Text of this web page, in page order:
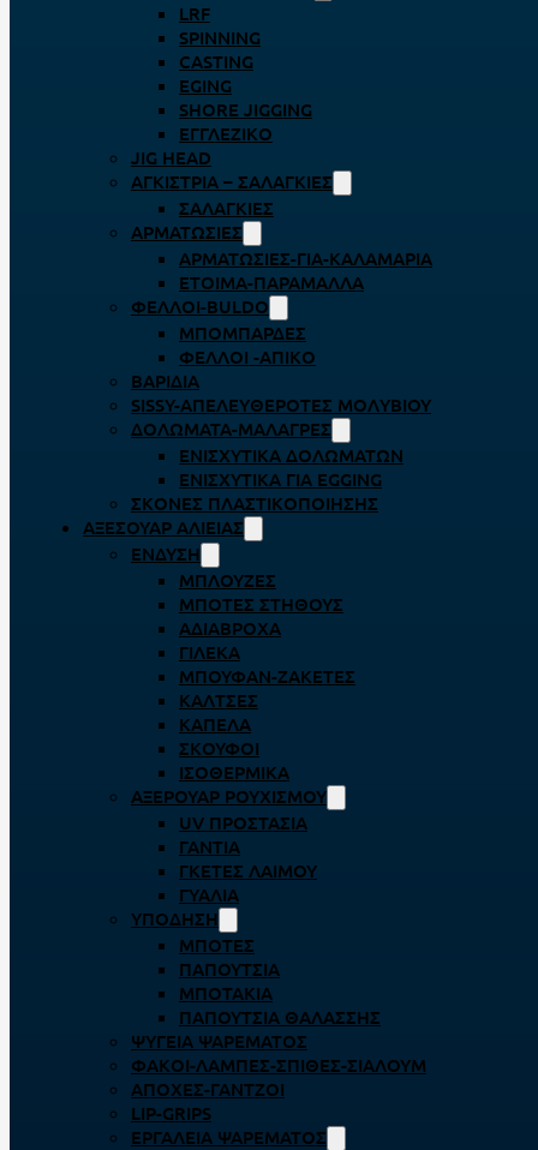
LRF
SPINNING
CASTING
EGING
SHORE JIGGING
ΕΓΓΛΈΖΙΚΟ
JIG HEAD
ΑΓΚΊΣΤΡΙΑ – ΣΑΛΑΓΚΙΈΣ
ΣΑΛΑΓΚΙΈΣ
ΑΡΜΑΤΩΣΙΈΣ
ΑΡΜΑΤΩΣΙΈΣ-ΓΙΑ-ΚΑΛΑΜΆΡΙΑ
ΈΤΟΙΜΑ-ΠΑΡΆΜΑΛΛΑ
ΦΕΛΛΟΊ-BULDO
ΜΠΟΜΠΆΡΔΕΣ
ΦΕΛΛΟΊ -ΑΠΊΚΟ
ΒΑΡΊΔΙΑ
SISSY-ΑΠΕΛΕΥΘΕΡΟΤΈΣ ΜΟΛΥΒΙΟΎ
ΔΟΛΏΜΑΤΑ-ΜΑΛΆΓΡΕΣ
ΕΝΙΣΧΥΤΙΚΆ ΔΟΛΩΜΆΤΩΝ
ΕΝΙΣΧΥΤΙΚΆ ΓΙΑ EGGING
ΣΚΌΝΕΣ ΠΛΑΣΤΙΚΟΠΟΊΗΣΗΣ
ΑΞΕΣΟΥΆΡ ΑΛΙΕΊΑΣ
ΈΝΔΥΣΗ
ΜΠΛΟΎΖΕΣ
ΜΠΌΤΕΣ ΣΤΉΘΟΥΣ
ΑΔΙΆΒΡΟΧΑ
ΓΙΛΈΚΑ
ΜΠΟΥΦΆΝ-ΖΑΚΈΤΕΣ
ΚΆΛΤΣΕΣ
ΚΑΠΈΛΑ
ΣΚΟΎΦΟΙ
ΙΣΟΘΕΡΜΙΚΆ
ΑΞΕΡΟΥΆΡ ΡΟΥΧΙΣΜΟΎ
UV ΠΡΟΣΤΑΣΊΑ
ΓΆΝΤΙΑ
ΓΚΈΤΕΣ ΛΑΊΜΟΥ
ΓΥΑΛΙΆ
ΥΠΌΔΗΣΗ
ΜΠΌΤΕΣ
ΠΑΠΟΎΤΣΙΑ
ΜΠΟΤΆΚΙΑ
ΠΑΠΟΎΤΣΙΑ ΘΑΛΆΣΣΗΣ
ΨΥΓΕΊΑ ΨΑΡΈΜΑΤΟΣ
ΦΑΚΟΊ-ΛΆΜΠΕΣ-ΣΠΊΘΕΣ-ΣΊΑΛΟΥΜ
ΑΠΌΧΕΣ-ΓΆΝΤΖΟΙ
LIP-GRIPS
EΡΓΑΛΕΊΑ ΨΑΡΈΜΑΤΟΣ